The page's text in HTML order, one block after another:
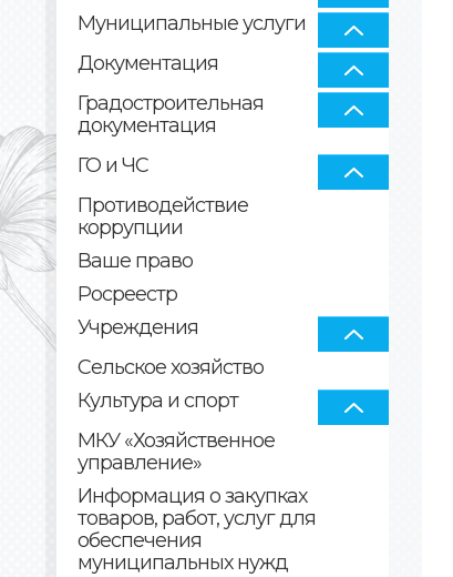
Муниципальные услуги
Документация
Градостроительная
документация
ГО и ЧС
Противодействие
коррупции
Ваше право
Росреестр
Учреждения
Сельское хозяйство
Культура и спорт
МКУ «Хозяйственное
управление»
Информация о закупках
товаров, работ, услуг для
обеспечения
муниципальных нужд